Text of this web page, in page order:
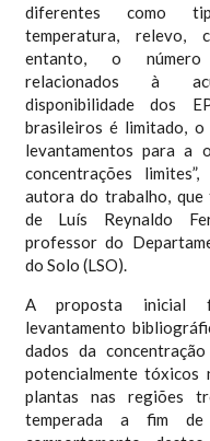
diferentes como
temperatura, relevo,
entanto, o
relacionados à
disponibilidade dos
brasileiros é limitado,
levantamentos para a
concentrações
autora do trabalho, que
de Luís Reynaldo
professor do
do Solo (LSO).
A proposta inicial
levantamento
dados da
potencialmente tóxicos
plantas nas regiões
temperada a fim